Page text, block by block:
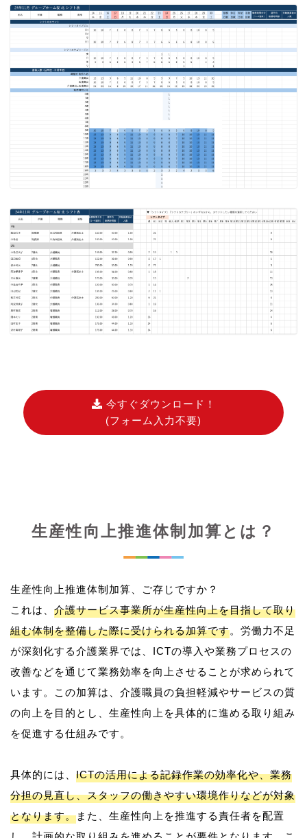
今すぐダウンロード！
(フォーム入力不要)
生産性向上推進体制加算とは？
生産性向上推進体制加算、ご存じですか？
これは、 介護サービス事業所が生産性向上を目指して取り
組む体制を整備した際に受けられる加算です。労働力不足
が深刻化する介護業界では、ICTの導入や業務プロセスの
改善などを通じて業務効率を向上させることが求められて
います。この加算は、介護職員の負担軽減やサービスの質
の向上を目的とし、生産性向上を具体的に進める取り組み
を促進する仕組みです。
具体的には、 ICTの活用による記録作業の効率化や、業務
分担の見直し、スタッフの働きやすい環境作りなどが対象
となります。また、生産性向上を推進する責任者を配置